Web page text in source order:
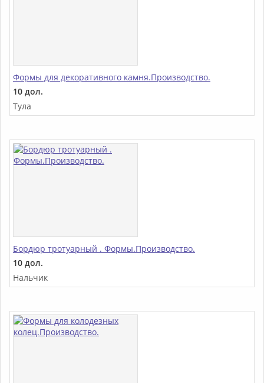
Формы для декоративного камня.Производство.
10 дол.
Тула
Бордюр тротуарный . Формы.Производство.
10 дол.
Нальчик